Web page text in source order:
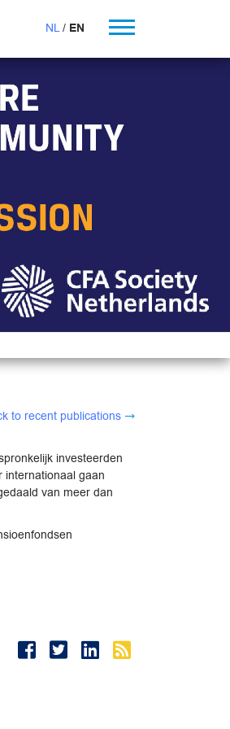
NL EN
to recent publications
investeerden
internationaal gaan
van meer dan